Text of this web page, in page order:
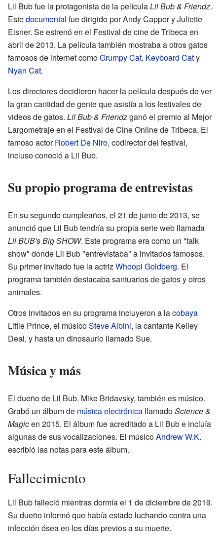
Lil Bub fue la protagonista de la películaLil Bub & Friendz.
Estedocumental fue dirigido por Andy Capper y Juliette
Eisner. Se estrenó en el Festival de cine de Tribeca en
abril de 2013. La película también mostraba a otros gatos
famosos de internet comoGrumpy Cat, Keyboard Caty
Nyan Cat.
Los directores decidieron hacer la película después de ver
la gran cantidad de gente que asistía a los festivales de
videos de gatos. Lil Bub & Friendzganó el premio al Mejor
Largometraje en el Festival de Cine Online de Tribeca. El
famoso actorRobert De Niro, codirector del festival,
incluso conoció a Lil Bub.
Su propio programa de entrevistas
En su segundo cumpleaños, el 21 de junio de 2013, se
anunció que Lil Bub tendría su propia serie web llamada
Lil BUB's Big SHOW. Este programa era como un "talk
show" donde Lil Bub "entrevistaba" a invitados famosos.
Su primer invitado fue la actrizWhoopi Goldberg. El
programa también destacaba santuarios de gatos y otros
animales.
Otros invitados en su programa incluyeron a lacobaya
Little Prince, el músicoSteve Albini, la cantante Kelley
Deal, y hasta un dinosaurio llamado Sue.
Música y más
El dueño de Lil Bub, Mike Bridavsky, también es músico.
Grabó un álbum de música electrónica llamadoScience &
Magicen 2015. El álbum fue acreditado a Lil Bub e incluía
algunas de sus vocalizaciones. El músicoAndrew W.K.
escribió las notas para este álbum.
Fallecimiento
Lil Bub falleció mientras dormía el 1 de diciembre de 2019.
Su dueño informó que había estado luchando contra una
infección ósea en los días previos a su muerte.